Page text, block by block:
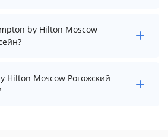
15:00, а выезд необходимо
by Hilton Moscow
Hilton Moscow Рогожский вал нет
Hilton Moscow Рогожский